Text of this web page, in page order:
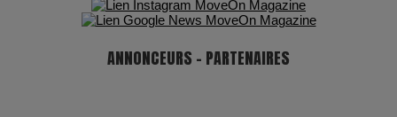
ANNONCEURS - PARTENAIRES